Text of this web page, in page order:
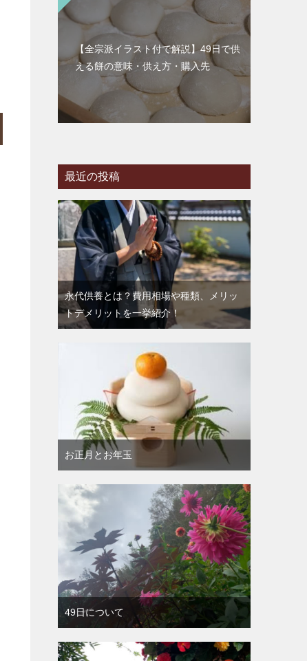
【全宗派イラスト付で解説】49日で供
える餅の意味・供え方・購入先
最近の投稿
永代供養とは？費用相場や種類、メリッ
トデメリットを一挙紹介！
お正月とお年玉
49日について